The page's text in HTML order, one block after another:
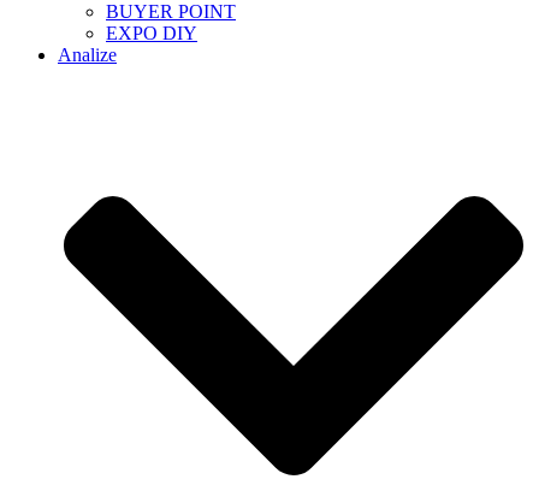
BUYER POINT
EXPO DIY
Analize